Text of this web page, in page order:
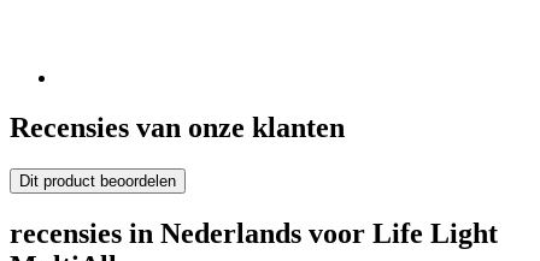
Recensies van onze klanten
Dit product beoordelen
recensies in Nederlands voor Life Light